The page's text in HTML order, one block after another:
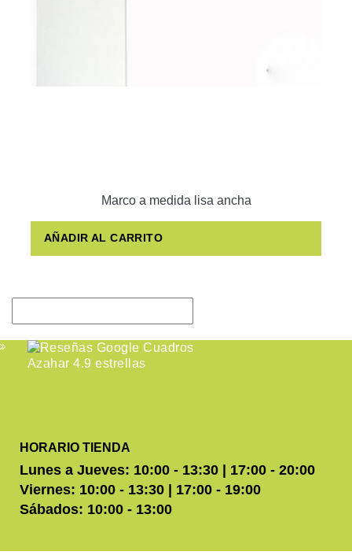
Marco a medida lisa ancha
AÑADIR AL CARRITO
HORARIO TIENDA
Lunes a Jueves: 10:00 - 13:30 | 17:00 - 20:00
Viernes: 10:00 - 13:30 | 17:00 - 19:00
Sábados: 10:00 - 13:00